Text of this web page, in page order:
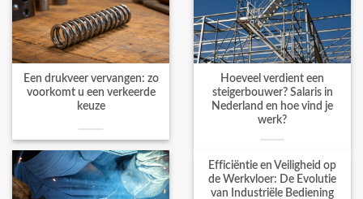
Een drukveer vervangen: zo
voorkomt u een verkeerde
keuze
Hoeveel verdient een
steigerbouwer? Salaris in
Nederland en hoe vind je
werk?
Efficiëntie en Veiligheid op
de Werkvloer: De Evolutie
van Industriële Bediening